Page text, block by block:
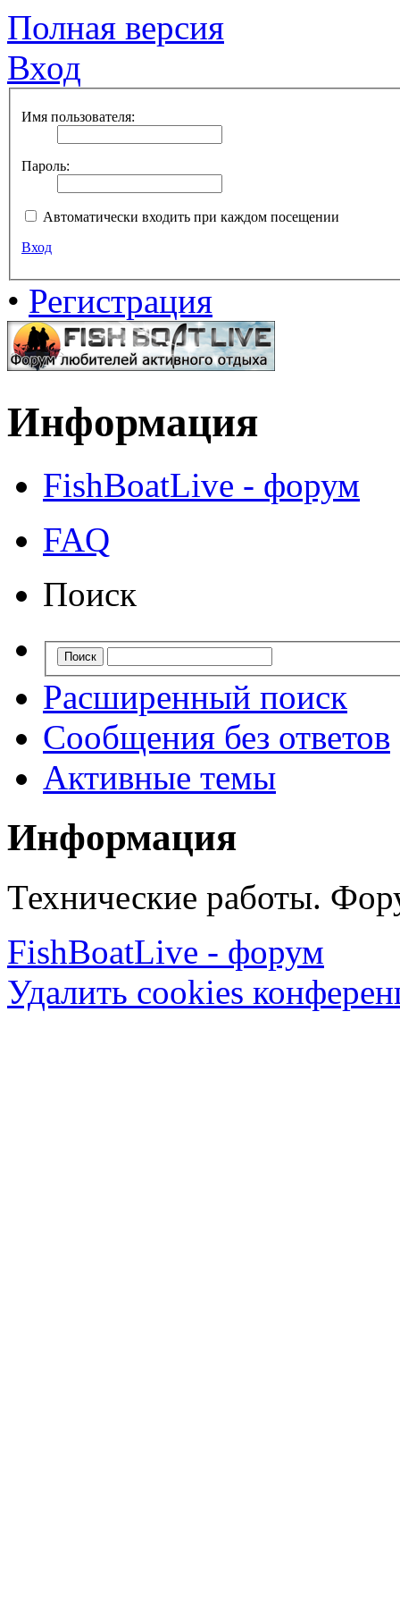
Полная версия
Вход
Имя пользователя:
Пароль:
Автоматически входить при каждом посещении
Вход
• Регистрация
Информация
FishBoatLive - форум
FAQ
Поиск
Расширенный поиск
Сообщения без ответов
Активные темы
Информация
Технические работы.
FishBoatLive - форум
Удалить cookies